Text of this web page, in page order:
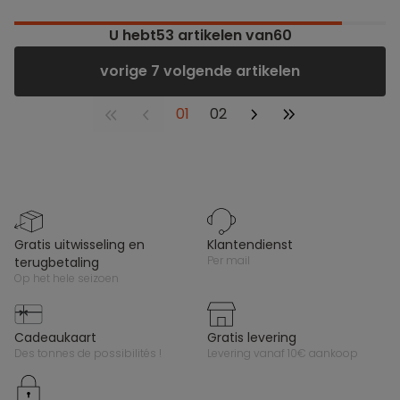
U hebt53 artikelen van60
vorige 7 volgende artikelen
01 02
gratis uitwisseling en
terugbetaling
op het hele seizoen
klantendienst
per mail
cadeaukaart
des tonnes de possibilités !
gratis levering
levering vanaf 10€ aankoop